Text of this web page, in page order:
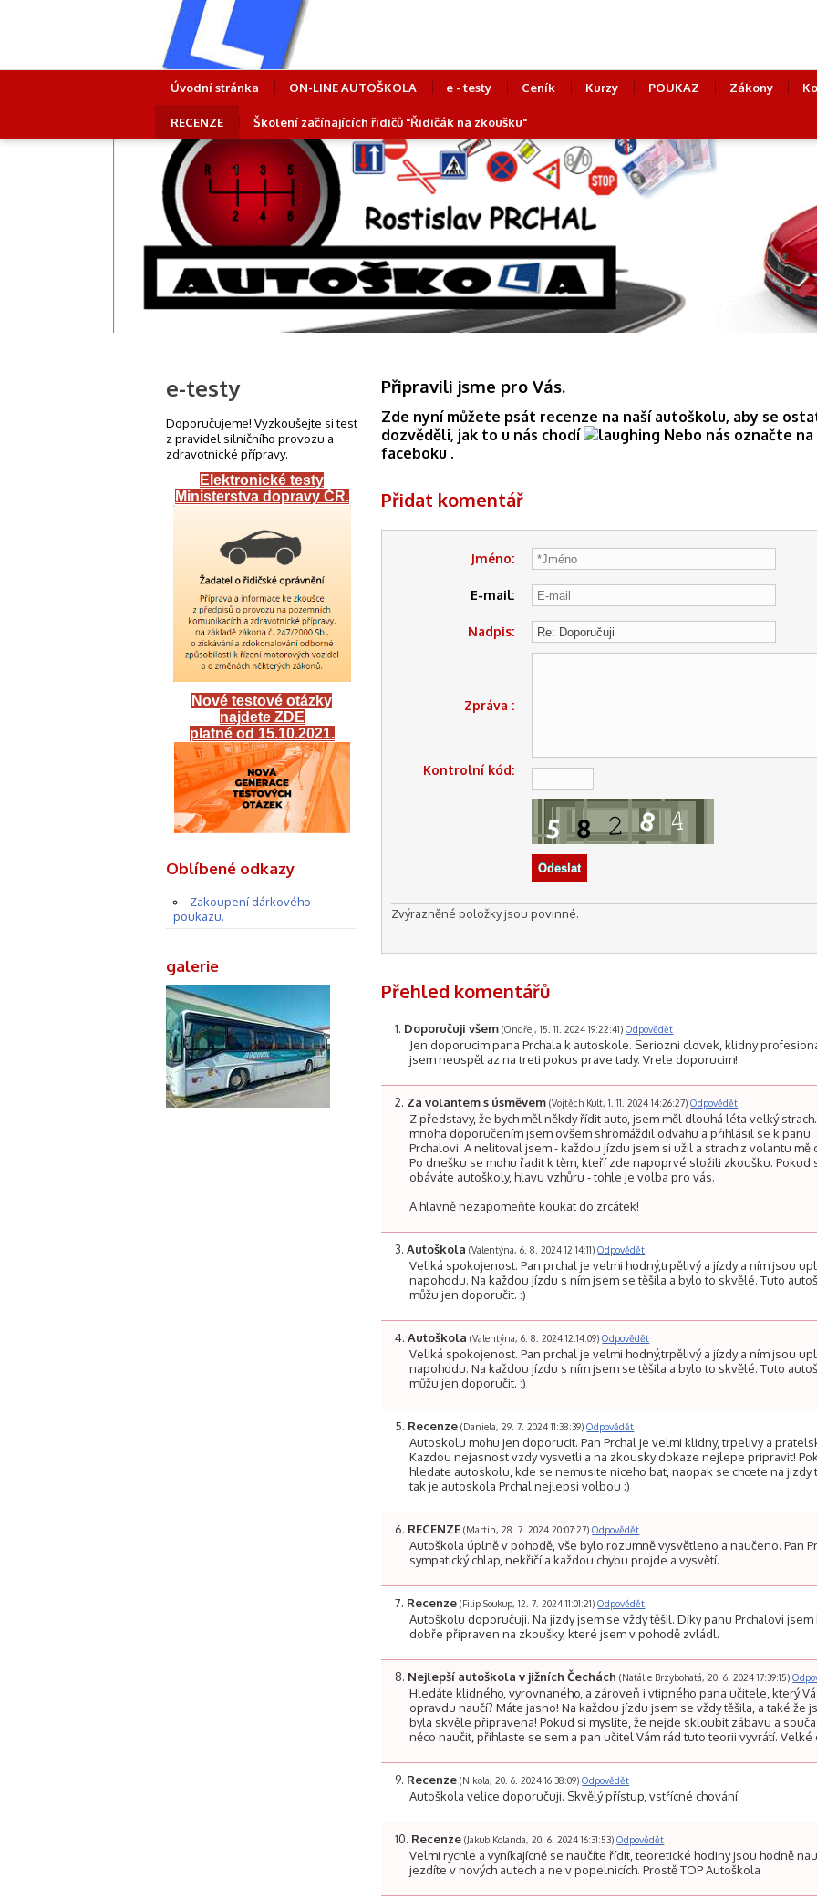
Úvodní stránka ON-LINE AUTOŠKOLA e - testy Ceník Kurzy POUKAZ Zákony
RECENZE Školení začínajících řidičů "Řidičák na zkoušku"
Připravili jsme pro Vás.
Zde nyní můžete psát recenze na naší autoškolu, aby se
dozvěděli, jak to u nás chodí
Nebo nás označte na
faceboku .
Přidat komentář
Jméno:
E-mail:
Nadpis:
Zpráva :
Kontrolní kód:
Zvýrazněné položky jsou povinné.
Přehled komentářů
Doporučuji všem(Ondřej, 15. 11. 2024 19:22:41) Odpovědět
Jen doporucim pana Prchala k autoskole. Seriozni clovek, klidny
jsem neuspěl az na treti pokus prave tady. Vrele doporucim!
Za volantem s úsměvem(Vojtěch Kult, 1. 11. 2024 14:26:27) Odpovědět
Z představy, že bych měl někdy řídit auto, jsem měl dlouhá léta velký
mnoha doporučením jsem ovšem shromáždil odvahu a přihlásil se k panu
Prchalovi. A nelitoval jsem - každou jízdu jsem si užil a strach z volantu mě
Po dnešku se mohu řadit k těm, kteří zde napoprvé složili zkoušku. Pokud
obáváte autoškoly, hlavu vzhůru - tohle je volba pro vás.
A hlavně nezapomeňte koukat do zrcátek!
Autoškola(Valentýna, 6. 8. 2024 12:14:11) Odpovědět
Veliká spokojenost. Pan prchal je velmi hodný,trpělivý a jízdy a ním jsou
napohodu. Na každou jízdu s ním jsem se těšila a bylo to skvělé. Tuto
můžu jen doporučit. :)
Autoškola(Valentýna, 6. 8. 2024 12:14:09) Odpovědět
Veliká spokojenost. Pan prchal je velmi hodný,trpělivý a jízdy a ním jsou
napohodu. Na každou jízdu s ním jsem se těšila a bylo to skvělé. Tuto
můžu jen doporučit. :)
Recenze(Daniela, 29. 7. 2024 11:38:39) Odpovědět
Autoskolu mohu jen doporucit. Pan Prchal je velmi klidny, trpelivy a
Kazdou nejasnost vzdy vysvetli a na zkousky dokaze nejlepe pripravit!
hledate autoskolu, kde se nemusite niceho bat, naopak se chcete na jizdy
tak je autoskola Prchal nejlepsi volbou ;)
RECENZE(Martin, 28. 7. 2024 20:07:27) Odpovědět
Autoškola úplně v pohodě, vše bylo rozumně vysvětleno a naučeno. Pan
sympatický chlap, nekřičí a každou chybu projde a vysvětí.
Recenze(Filip Soukup, 12. 7. 2024 11:01:21) Odpovědět
Autoškolu doporučuji. Na jízdy jsem se vždy těšil. Díky panu Prchalovi jsem
dobře připraven na zkoušky, které jsem v pohodě zvládl.
Nejlepší autoškola v jižních Čechách(Natálie Brzybohatá, 20. 6. 2024 17:39:15)
Hledáte klidného, vyrovnaného, a zároveň i vtipného pana učitele, který
opravdu naučí? Máte jasno! Na každou jízdu jsem se vždy těšila, a také že
byla skvěle připravena! Pokud si myslíte, že nejde skloubit zábavu a
něco naučit, přihlaste se sem a pan učitel Vám rád tuto teorii vyvrátí. Velké
Recenze(Nikola, 20. 6. 2024 16:38:09) Odpovědět
Autoškola velice doporučuji. Skvělý přístup, vstřícné chování.
Recenze(Jakub Kolanda, 20. 6. 2024 16:31:53) Odpovědět
Velmi rychle a vyníkajícně se naučíte řídit, teoretické hodiny jsou hodně
jezdíte v nových autech a ne v popelnicích. Prostě TOP Autoškola
e-testy
Doporučujeme! Vyzkoušejte si test
z pravidel silničního provozu a
zdravotnické přípravy.
Elektronické testy
Ministerstva dopravy ČR.
Nové testové otázky
najdete ZDE
platné od 15.10.2021.
Oblíbené odkazy
Zakoupení dárkového
poukazu.
galerie